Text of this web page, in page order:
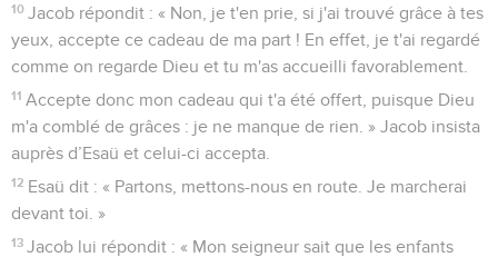
10 Jacob répondit : « Non, je t'en prie, si j'ai trouvé grâce à tes
yeux, accepte ce cadeau de ma part ! En effet, je t'ai regardé
comme on regarde Dieu et tu m'as accueilli favorablement.
11 Accepte donc mon cadeau qui t'a été offert, puisque Dieu
m'a comblé de grâces : je ne manque de rien. » Jacob insista
auprès d’Esaü et celui-ci accepta.
12 Esaü dit : « Partons, mettons-nous en route. Je marcherai
devant toi. »
13 Jacob lui répondit : « Mon seigneur sait que les enfants